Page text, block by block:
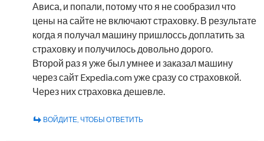
Ависа, и попали, потому что я не сообразил что
цены на сайте не включают страховку. В результате
когда я получал машину пришлоссь доплатить за
страховку и получилось довольно дорого.
Второй раз я уже был умнее и заказал машину
через сайт Expedia.com уже сразу со страховкой.
Через них страховка дешевле.
ВОЙДИТЕ, ЧТОБЫ ОТВЕТИТЬ